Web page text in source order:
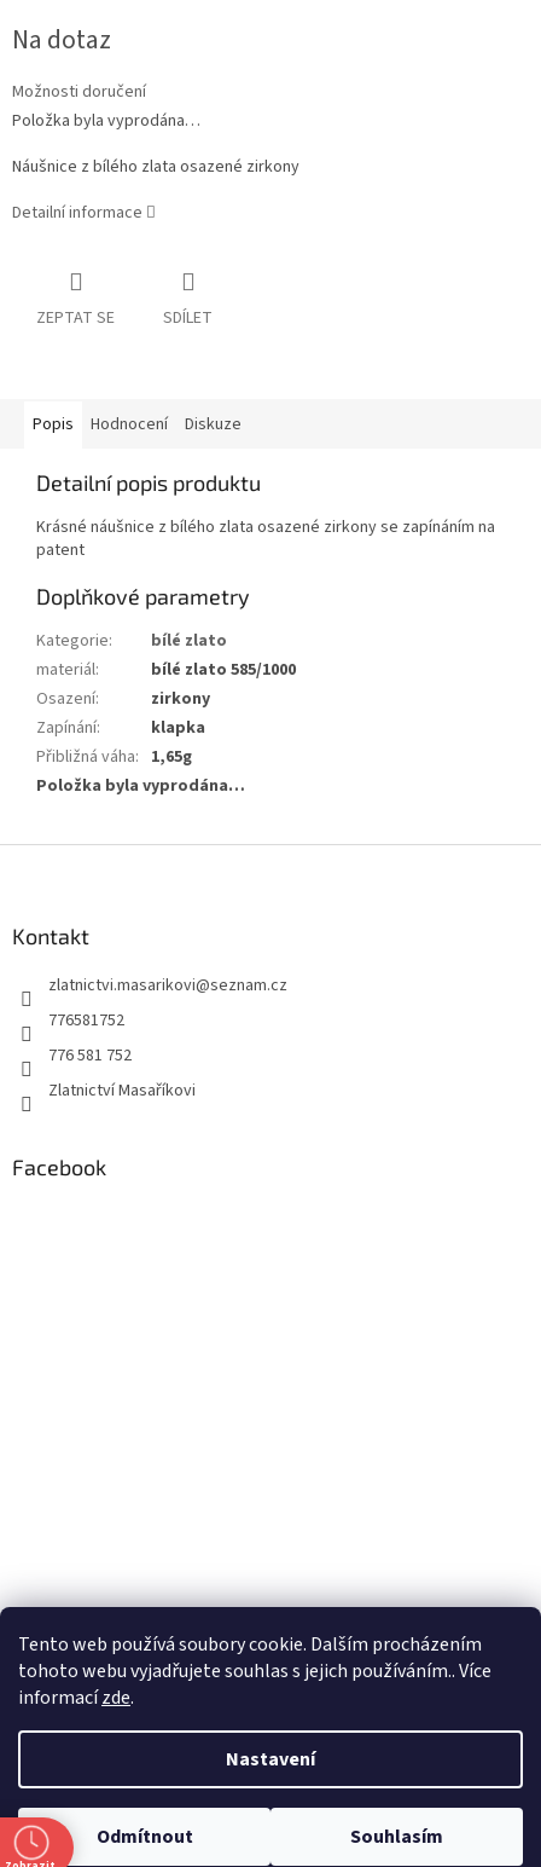
Tento web používá soubory cookie. Dalším procházením
tohoto webu vyjadřujete souhlas s jejich používáním.. Více
informacízde.
Nastavení
Odmítnout Souhlasím
cena:
Na dotaz
Možnosti doručení
Položka byla vyprodána…
Náušnice z bílého zlata osazené zirkony
Detailní informace
ZEPTAT SE SDÍLET
Popis Hodnocení Diskuze
Detailní popis produktu
Krásné náušnice z bílého zlata osazené zirkony se zapínáním na
patent
Doplňkové parametry
Kategorie:
bílé zlato
materiál:
bílé zlato 585/1000
Osazení:
zirkony
Zapínání:
klapka
Přibližná váha: 1,65g
Položka byla vyprodána…
Kontakt
zlatnictvi.masarikovi@seznam.cz
776581752
776 581 752
Zlatnictví Masaříkovi
Facebook
Vytvořil Shoptet
Copyright 2026Zlatnictví Masaříkovi. Všechna práva vyhrazena.
Upravit nastavení cookies